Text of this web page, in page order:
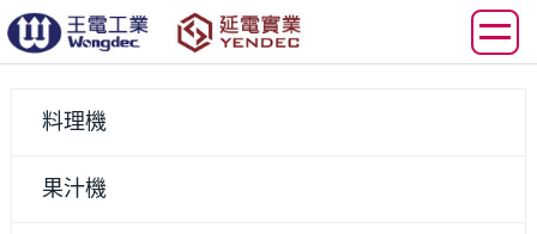
料理機
果汁機